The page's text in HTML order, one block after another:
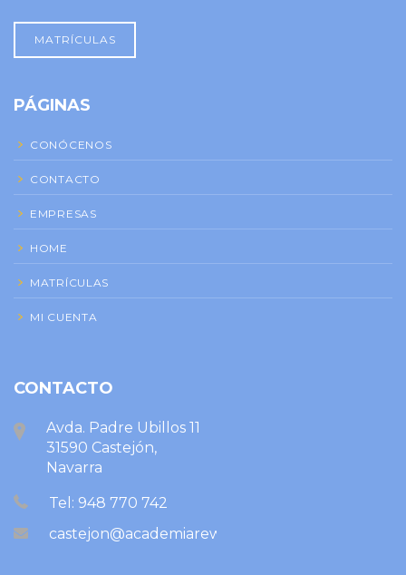
MATRÍCULAS
PÁGINAS
CONÓCENOS
CONTACTO
EMPRESAS
HOME
MATRÍCULAS
MI CUENTA
CONTACTO
Avda. Padre Ubillos 11
31590 Castejón,
Navarra
Tel: 948 770 742
castejon@academiareward.com